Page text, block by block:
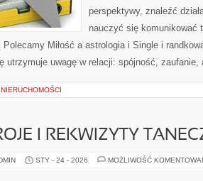
perspektywy, znaleźć
nauczyć się komunikować
Polecamy Miłość a astrologia i Single i
utrzymuje uwagę w relacji: spójność,
NIERUCHOMOŚCI
I REKWIZYTY
STY - 24 - 2026 MOŻLIWOŚĆ